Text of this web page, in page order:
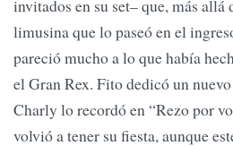
invitados en su set– que, más allá
limusina que lo paseó en el
pareció mucho a lo que había
el Gran Rex. Fito dedicó un
Charly lo recordó en “Rezo por
volvió a tener su fiesta, aunque